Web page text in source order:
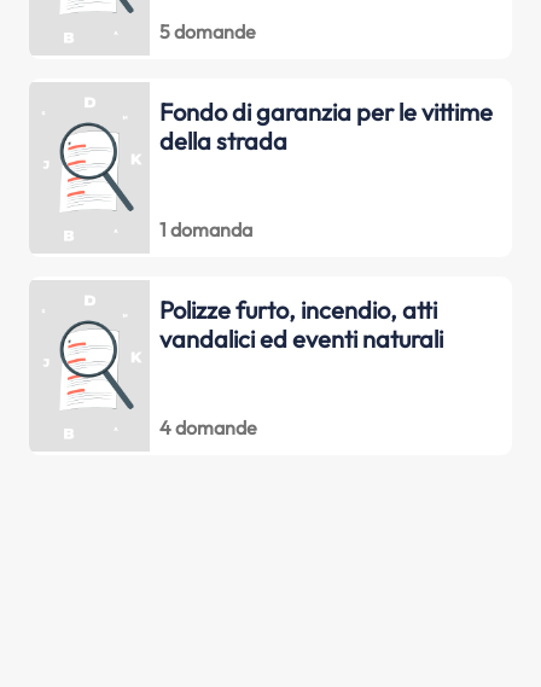
5 domande
Fondo di garanzia per le vittime
della strada
1 domanda
Polizze furto, incendio, atti
vandalici ed eventi naturali
4 domande